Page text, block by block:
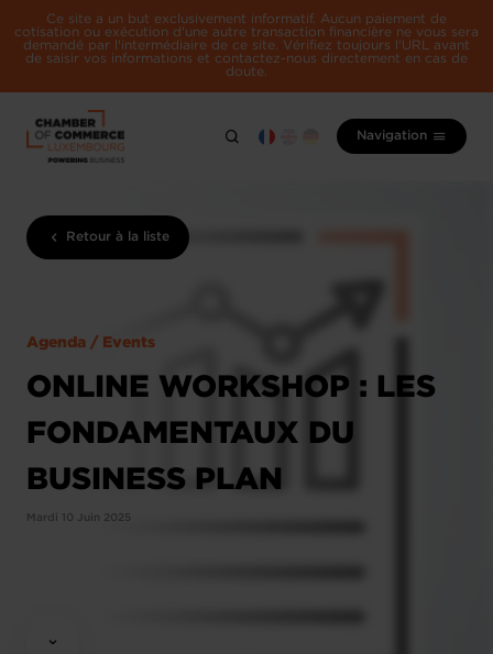
Ce site a un but exclusivement informatif. Aucun paiement de
cotisation ou exécution d'une autre transaction financière ne vous sera
demandé par l'intermédiaire de ce site. Vérifiez toujours l'URL avant
de saisir vos informations et contactez-nous directement en cas de
doute.
Navigation
Retour à la liste
Agenda / Events
ONLINE WORKSHOP : LES
FONDAMENTAUX DU
BUSINESS PLAN
Mardi 10 Juin 2025